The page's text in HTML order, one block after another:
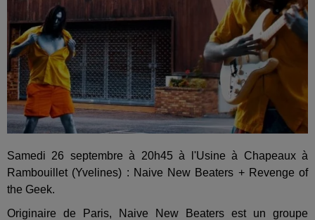
Samedi 26 septembre à 20h45 à l'Usine à Chapeaux à
Rambouillet (Yvelines) : Naive New Beaters + Revenge of
the Geek.
Originaire de Paris, Naive New Beaters est un groupe